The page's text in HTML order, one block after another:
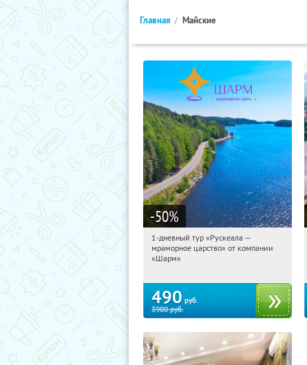
Главная Майские
-50%
10:09:30 Купили:
Достоевская
1-дневный тур «Рускеала —
мраморное царство» от компании
«Шарм»
490 руб.
3900руб.